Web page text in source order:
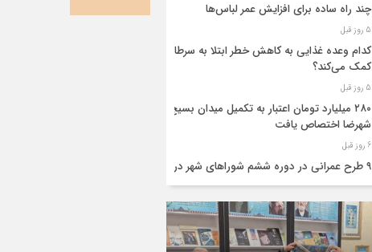
چند راه ساده برای افزایش عمر لباس‌ها
5 روز قبل
کدام وعده غذایی به کاهش خطر ابتلا به سرطان
کمک می‌کند؟
5 روز قبل
۲۸۰ میلیارد تومان اعتبار به تکمیل میدان بسیج
شهرضا اختصاص یافت
6 روز قبل
۹ طرح عمرانی در دوره ششم شوراهای شهر در
شهرضا تکمیل شد
6 روز قبل
6 روز قبل